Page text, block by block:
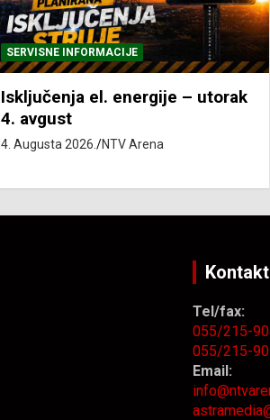
SVE VIJESTI VRIJEME
Pretežno sunčano i vruće
4. Augusta 2026.
Kontakt
Tel/fax:
055/215-
055/215-
Email: